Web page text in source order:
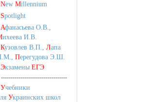
New Millennium
Spotlight
Афанасьева О.В.,
ихеева И.В.
Кузовлев В.П., Лапа
Перегудова Э.Ш.
Экзамены ЕГЭ
----------------------------------
Учебники
Украинских школ